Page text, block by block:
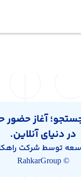
آغاز حضور
در دنیای آنلاین.
توسط شرکت
© RahkarGroup